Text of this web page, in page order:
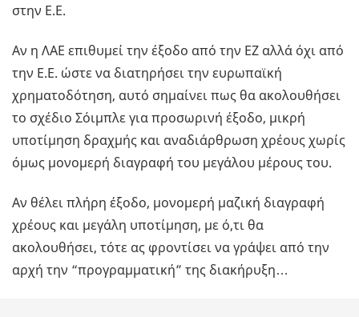
στην Ε.Ε.
Αν η ΛΑΕ επιθυμεί την έξοδο από την ΕΖ αλλά όχι από
την Ε.Ε. ώστε να διατηρήσει την ευρωπαϊκή
χρηματοδότηση, αυτό σημαίνει πως θα ακολουθήσει
το σχέδιο Σόιμπλε για προσωρινή έξοδο, μικρή
υποτίμηση δραχμής και αναδιάρθρωση χρέους χωρίς
όμως μονομερή διαγραφή του μεγάλου μέρους του.
Αν θέλει πλήρη έξοδο, μονομερή μαζική διαγραφή
χρέους και μεγάλη υποτίμηση, με ό,τι θα
ακολουθήσει, τότε ας φροντίσει να γράψει από την
αρχή την “προγραμματική” της διακήρυξη…